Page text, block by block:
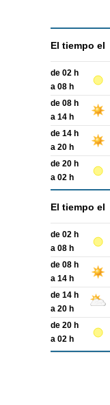
El tiempo el
de 02 h
a 08 h
de 08 h
a 14 h
de 14 h
a 20 h
de 20 h
a 02 h
El tiempo el
de 02 h
a 08 h
de 08 h
a 14 h
de 14 h
a 20 h
de 20 h
a 02 h